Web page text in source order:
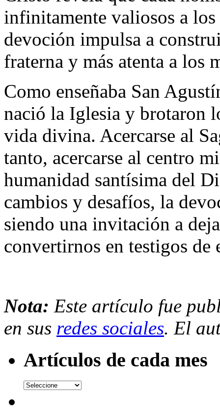
infinitamente valiosos a
devoción impulsa a
fraterna y más atenta a los
Como enseñaba San
nació la Iglesia y brotaron
vida divina. Acercarse al
tanto, acercarse al centro
humanidad santísima del
cambios y desafíos, la
siendo una invitación a
convertirnos en testigos de
Nota: Este artículo fue
en sus redes sociales. El
Artículos de cada mes